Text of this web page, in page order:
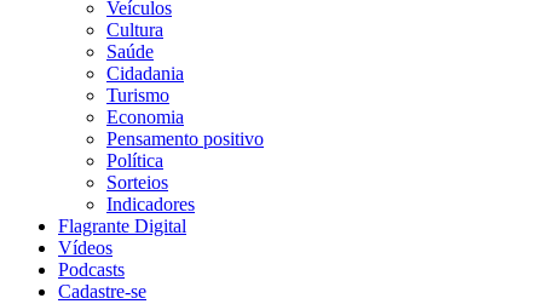
Veículos
Cultura
Saúde
Cidadania
Turismo
Economia
Pensamento positivo
Política
Sorteios
Indicadores
Flagrante Digital
Vídeos
Podcasts
Cadastre-se